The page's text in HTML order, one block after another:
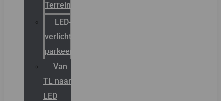
Terreinverlichting
LED-
verlichting
parkeergarage
Van
TL naar
LED